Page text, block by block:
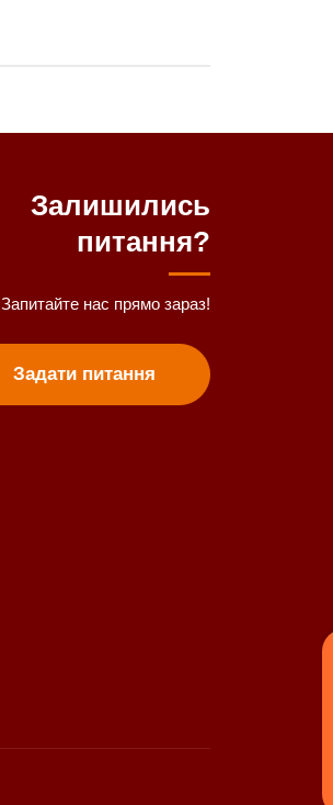
Залишились
питання?
Запитайте нас прямо зараз!
Задати питання